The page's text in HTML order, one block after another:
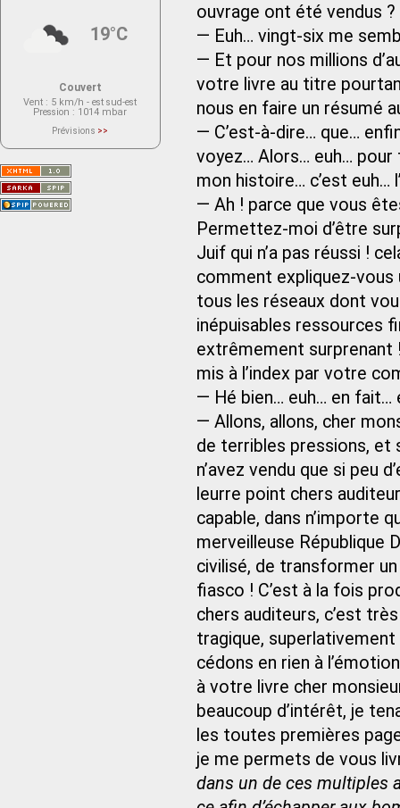
ouvrage ont été vendus ?
— Euh… vingt-six me
— Et pour nos millions
votre livre au titre
nous en faire un résumé
— C’est-à-dire… que…
voyez… Alors… euh… pour
mon histoire… c’est euh…
— Ah ! parce que vous
Permettez-moi d’être
Juif qui n’a pas réussi !
comment expliquez-vous
tous les réseaux dont
inépuisables ressources
extrêmement
mis à l’index par votre
— Hé bien… euh… en fait…
— Allons, allons, cher
de terribles pressions, et
n’avez vendu que si peu
leurre point chers
capable, dans n’importe
merveilleuse République
civilisé, de transformer
fiasco ! C’est à la fois
chers auditeurs, c’est
tragique,
cédons en rien à
à votre livre cher
beaucoup d’intérêt, je
les toutes premières
je me permets de vous
dans un de ces multiples
19°C
Couvert
Vent : 5 km/h - est sud-est
Pression : 1014 mbar
Prévisions >>
actuellement aucune prévision
Saint-Nom.
Veuillez consulter le message du
service ci-dessous.
(401 - Invalid API key. Please see
https://openweathermap.org/faq#error401